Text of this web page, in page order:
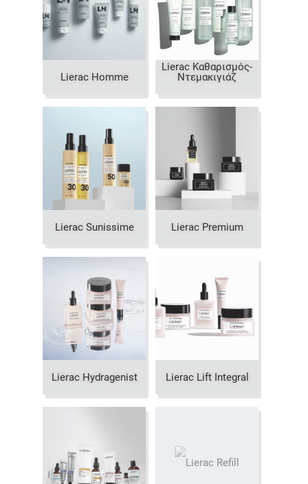
Lierac Homme
Lierac Καθαρισμός-
Ντεμακιγιάζ
Lierac Sunissime Lierac Premium
Lierac Hydragenist Lierac Lift Integral